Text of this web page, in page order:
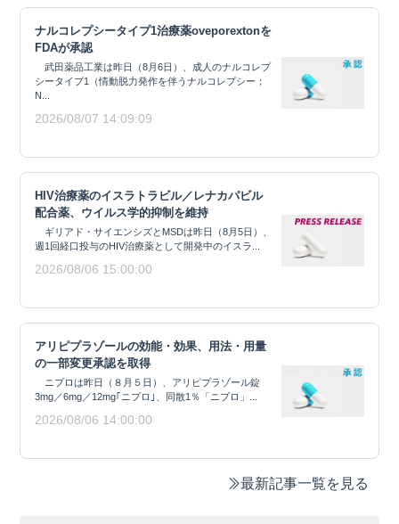
ナルコレプシータイプ1治療薬oveporextonを
FDAが承認
武田薬品工業は昨日（8月6日）、成人のナルコレプ
シータイプ1（情動脱力発作を伴うナルコレプシー；
N...
2026/08/07 14:09:09
HIV治療薬のイスラトラビル／レナカパビル
配合薬、ウイルス学的抑制を維持
ギリアド・サイエンシズとMSDは昨日（8月5日）、
週1回経口投与のHIV治療薬として開発中のイスラ...
2026/08/06 15:00:00
アリピプラゾールの効能・効果、用法・用量
の一部変更承認を取得
ニプロは昨日（８月５日）、アリピプラゾール錠
3mg／6mg／12mg｢ニプロ｣、同散1％「ニプロ」...
2026/08/06 14:00:00
最新記事一覧を見る